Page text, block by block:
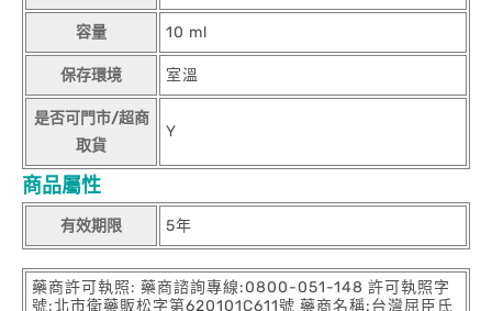
容量 10 ml
保存環境 室溫
是否可門市/超商
取貨
Y
商品屬性
有效期限 5年
藥商許可執照: 藥商諮詢專線:0800-051-148 許可執照字
號:北市衛藥販松字第620101C611號 藥商名稱:台灣屈臣氏